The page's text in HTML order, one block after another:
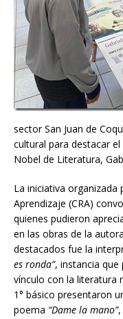
sector San Juan de
cultural para destacar
Nobel de Literatura,
La iniciativa organizada
Aprendizaje (CRA)
quienes pudieron
en las obras de la
destacados fue la
es ronda”, instancia
vínculo con la literatura
1° básico presentaron
poema “Dame la mano”,